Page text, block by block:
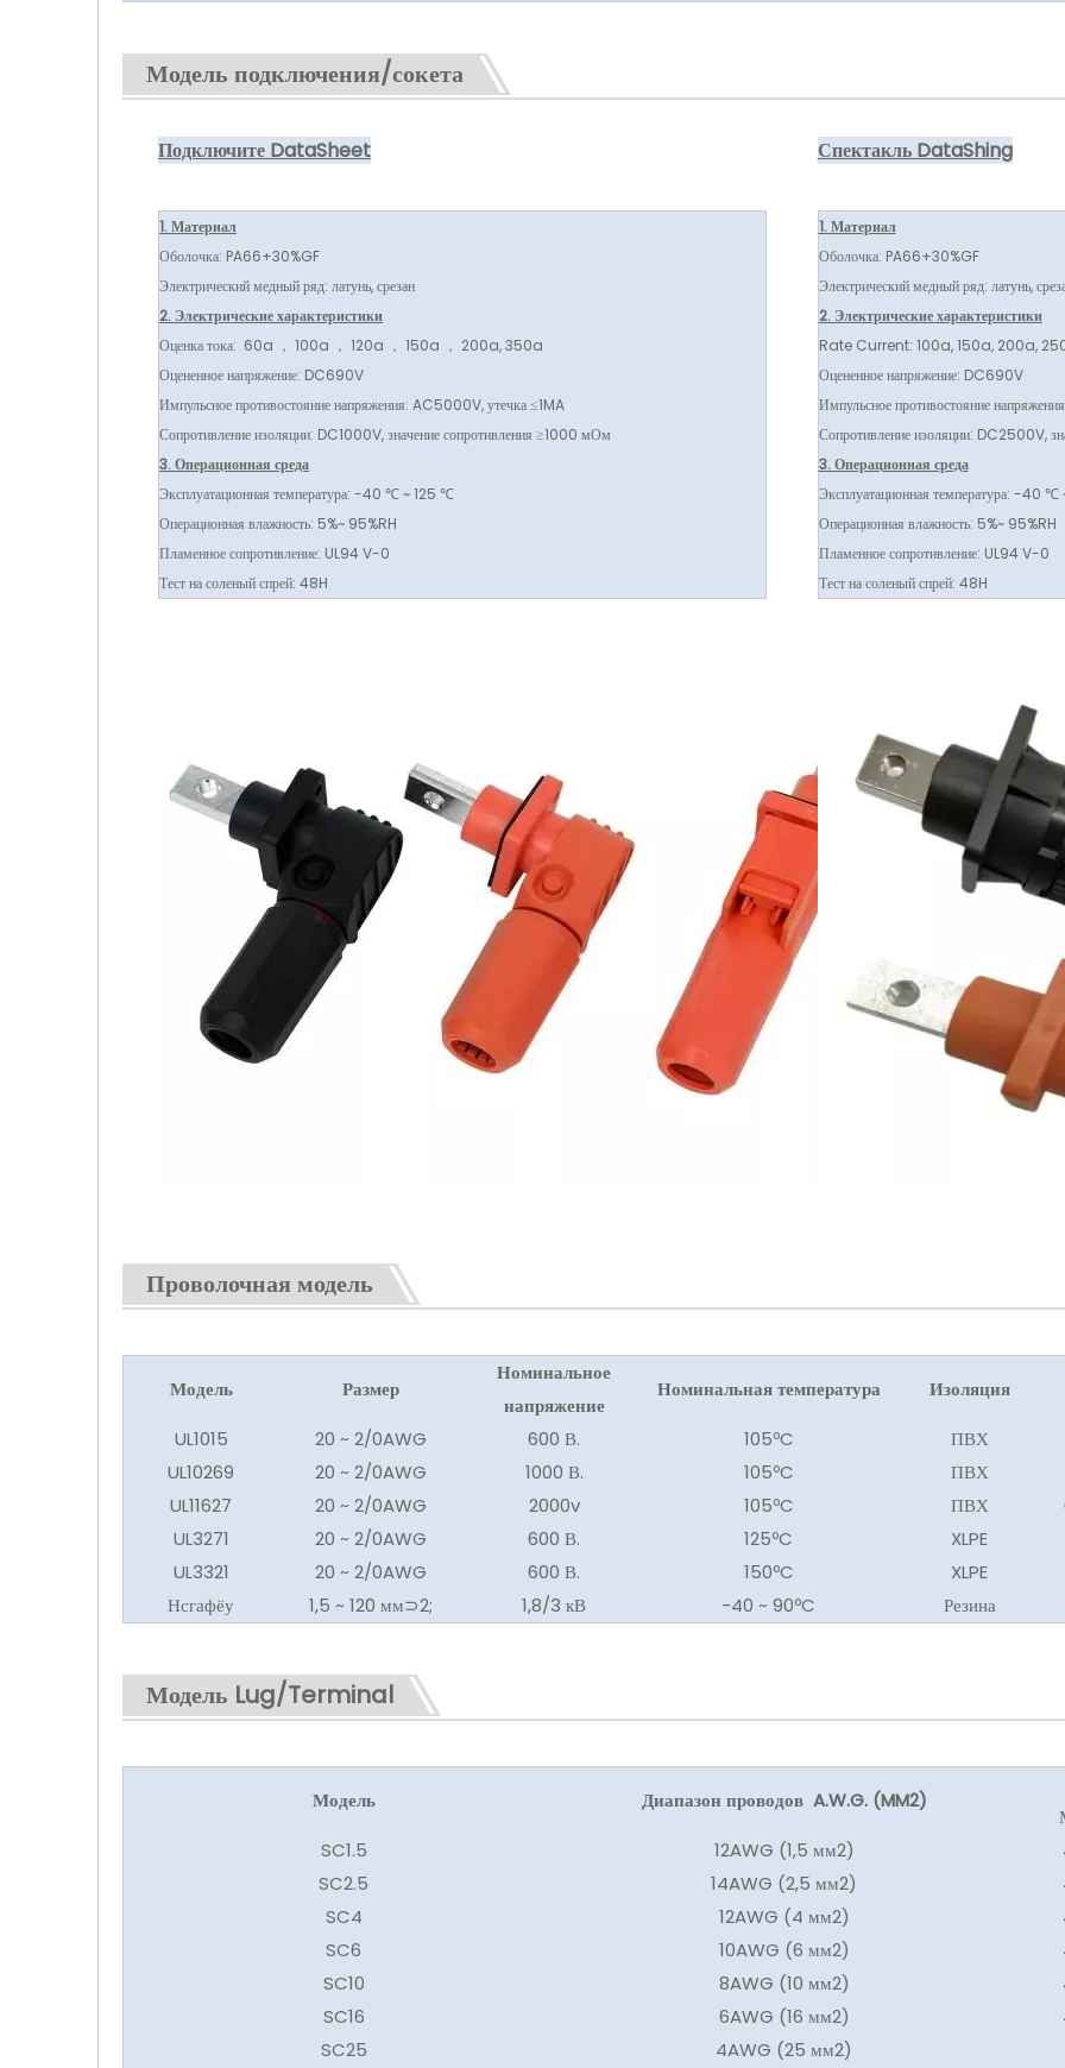
Модель подключения/сокета
Подключите DataSheet
1. Материал
Оболочка: PA66+30%GF
Электрический медный ряд: латунь, срезан
2. Электрические характеристики
Оценка тока: 60a ， 100a ， 120a ， 150a ， 200a, 350a
Оцененное напряжение: DC690V
Импульсное противостояние напряжения: AC5000V, утечка ≤1MA
Сопротивление изоляции: DC1000V, значение сопротивления ≥1000 мОм
3. Операционная среда
Эксплуатационная температура: -40 ℃ ~ 125 ℃
Операционная влажность: 5%~ 95%RH
Пламенное сопротивление: UL94 V-0
Тест на соленый спрей: 48H
Спектакль DataShing
1. Материал
Оболочка: PA66+30%GF
Электрический медный ряд: латунь,
2. Электрические характеристики
Rate Current: 100a, 150a, 200a,
Оцененное напряжение: DC690V
Импульсное противостояние
Сопротивление изоляции: DC2500V,
3. Операционная среда
Эксплуатационная температура: -40
Операционная влажность: 5%~ 95%RH
Пламенное сопротивление: UL94 V-0
Тест на соленый спрей: 48H
Проволочная модель
Модель Размер
Номинальное
напряжение
Номинальная температура Изоляция
UL1015
20 ~ 2/0AWG 600 В. 105ºC ПВХ
UL10269 20 ~ 2/0AWG 1000 В. 105ºC
ПВХ
UL11627
20 ~ 2/0AWG 2000v 105ºC
ПВХ
UL3271
20 ~ 2/0AWG 600 В. 125ºC
XLPE
UL3321
20 ~ 2/0AWG 600 В. 150ºC
XLPE
Нсгафёу
1,5 ~ 120 мм⊃2; 1,8/3 кВ -40 ~ 90ºC Резина
Модель Lug/Terminal
Модель Диапазон проводов A.W.G. (MM2)
SC1.5 12AWG (1,5 мм2)
SC2.5
14AWG (2,5 мм2)
SC4
12AWG (4 мм2)
SC6
10AWG (6 мм2)
SC10
8AWG (10 мм2)
SC16
6AWG (16 мм2)
SC25
4AWG (25 мм2)